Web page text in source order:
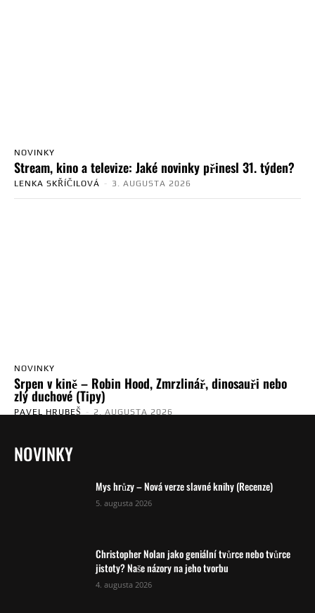
NOVINKY
Stream, kino a televize: Jaké novinky přinesl 31. týden?
LENKA SKŘÍČILOVÁ - 3. AUGUSTA 2026
NOVINKY
Srpen v kině – Robin Hood, Zmrzlinář, dinosauři nebo
zlý duchové (Tipy)
PAVEL HRUBEŠ - 2. AUGUSTA 2026
NOVINKY
Mys hrůzy – Nová verze slavné knihy (Recenze)
5. augusta 2026
Christopher Nolan jako geniální tvůrce nebo tvůrce
jistoty? Naše názory na jeho tvorbu
4. augusta 2026